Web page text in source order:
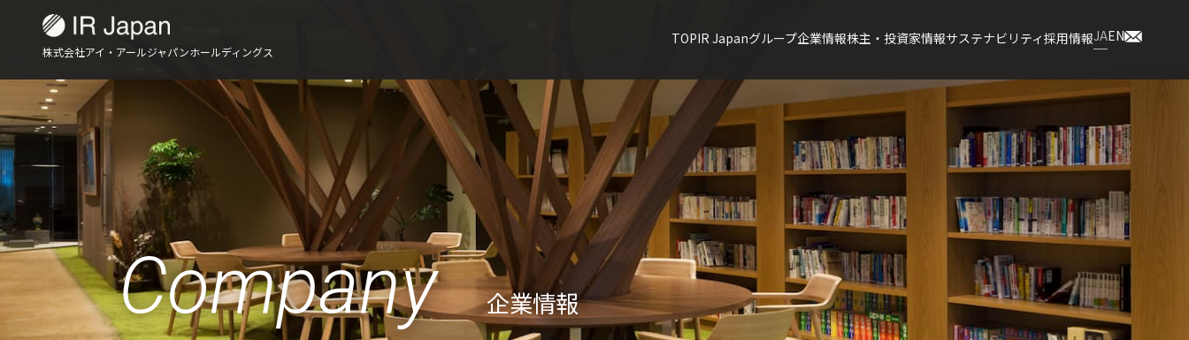
株式会社アイ・アールジャパンホールディングス
TOPIR Japanグループ企業情報株主・投資家情報サステナビリティ採用情報JAEN
Company 企業情報